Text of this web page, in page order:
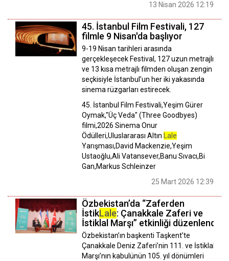
13 Nisan 2026 12:19
45. İstanbul Film Festivali, 127
filmle 9 Nisan'da başlıyor
9-19 Nisan tarihleri arasında
gerçekleşecek Festival, 127 uzun metrajlı
ve 13 kısa metrajlı filmden oluşan zengin
seçkisiyle İstanbul’un her iki yakasında
sinema rüzgarları estirecek.
45. İstanbul Film Festivali,Yeşim Gürer
Oymak,"Üç Veda" (Three Goodbyes)
filmi,2026 Sinema Onur
Ödülleri,Uluslararası Altın
Lale
Yarışması,David Mackenzie,Yeşim
Ustaoğlu,Ali Vatansever,Banu Sıvacı,Bi
Gan,Markus Schleinzer
25 Mart 2026 12:39
Özbekistan’da “Zaferden
İstikLale: Çanakkale Zaferi ve
İstiklal Marşı” etkinliği düzenlendi
Özbekistan’ın başkenti Taşkent’te
Çanakkale Deniz Zaferi’nin 111. ve İstiklal
Marşı’nın kabulünün 105. yıl dönümleri